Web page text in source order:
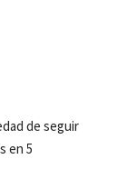
de seguir
en 5